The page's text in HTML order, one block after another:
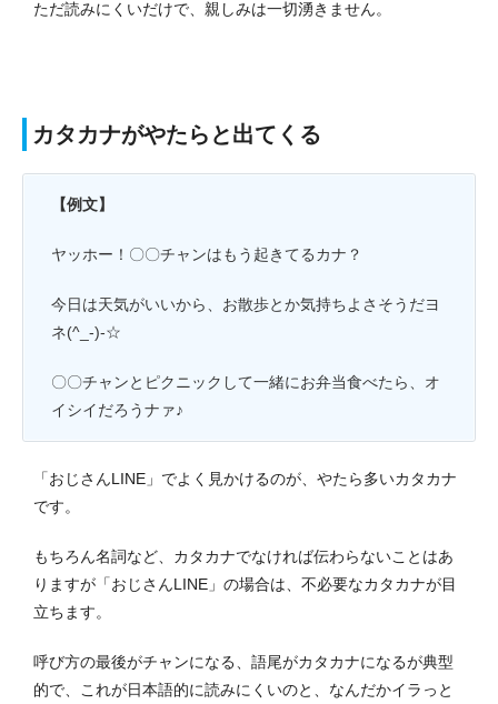
ただ読みにくいだけで、親しみは一切湧きません。
カタカナがやたらと出てくる
【例文】
ヤッホー！〇〇チャンはもう起きてるカナ？
今日は天気がいいから、お散歩とか気持ちよさそうだヨ
ネ(^_-)-☆
〇〇チャンとピクニックして一緒にお弁当食べたら、オ
イシイだろうナァ♪
「おじさんLINE」でよく見かけるのが、やたら多いカタカナ
です。
もちろん名詞など、カタカナでなければ伝わらないことはあ
りますが「おじさんLINE」の場合は、不必要なカタカナが目
立ちます。
呼び方の最後がチャンになる、語尾がカタカナになるが典型
的で、これが日本語的に読みにくいのと、なんだかイラっと